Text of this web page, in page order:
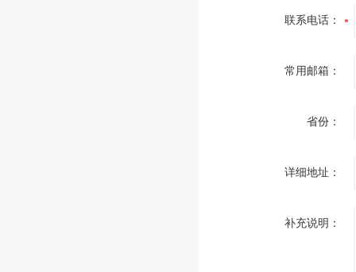
联系电话：
常用邮箱：
省份：
详细地址：
补充说明：